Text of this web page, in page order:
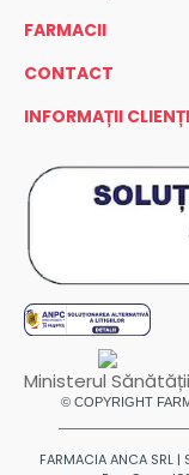
FARMACII
CONTACT
INFORMAȚII CLIENȚI
Ministerul Sănătății
© COPYRIGHT
FARMACIA ANCA SRL